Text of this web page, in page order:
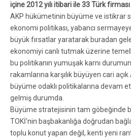
içine 2012 yılı itibari ile 33 Türk
AKP hükümetinin büyüme ve istikrar
ekonomi politikası, yabancı
büyük fırsatlar yaratarak buradan
ekonomiyi canlı tutmak üzerine
bu politikanın yumuşak karnı
rakamlarına karşılık büyüyen cari
büyüme odaklı politikalarına devam
gelmiş durumda.
Büyüme stratejisinin tam göbeğinde
TOKİ’nin başbakanlığa doğrudan
toplu konut yapan değil, kenti yeni